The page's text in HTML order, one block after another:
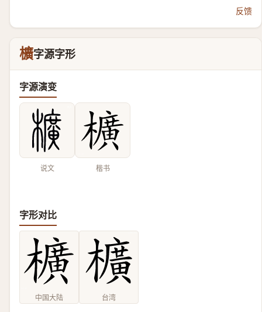
反馈
櫎字源字形
字源演变
说文 楷书
字形对比
中国大陆 台湾